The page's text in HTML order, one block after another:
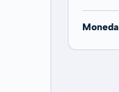
Moneda